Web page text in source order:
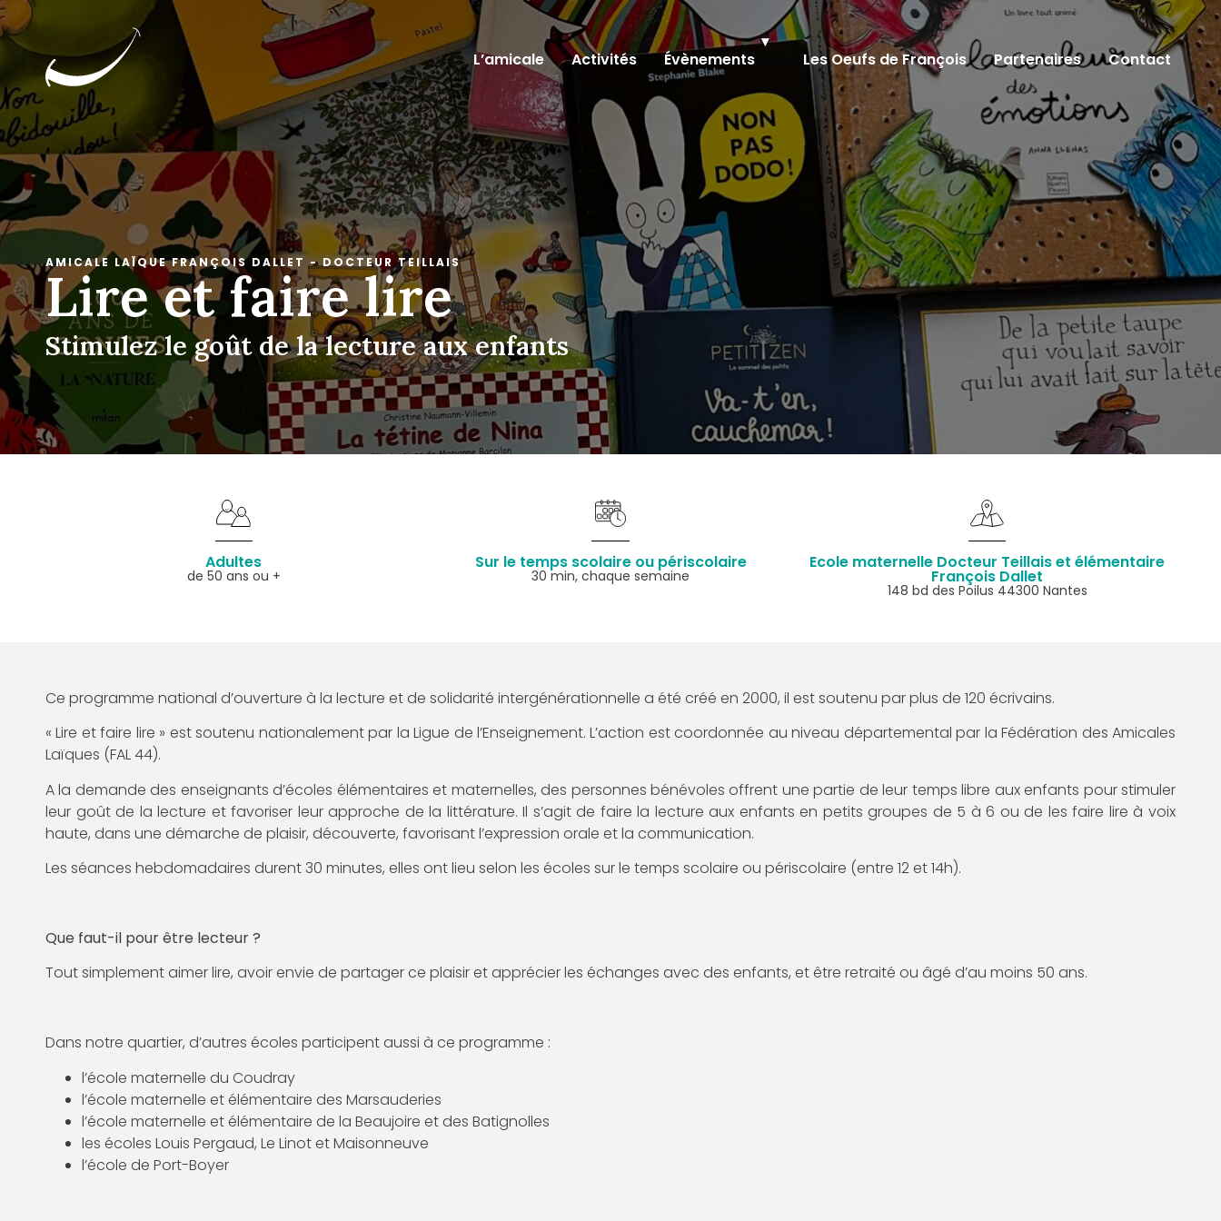
L’amicale Activités Évènements Les Oeufs de François Partenaires Contact
AMICALE LAÏQUE FRANÇOIS DALLET - DOCTEUR TEILLAIS
Lire et faire lire
Stimulez le goût de la lecture aux enfants
Adultes
de 50 ans ou +
Sur le temps scolaire ou périscolaire
30 min, chaque semaine
Ecole maternelle Docteur Teillais et élémentaire
François Dallet
148 bd des Poilus 44300 Nantes
Ce programme national d’ouverture à la lecture et de solidarité intergénérationnelle a été créé en 2000, il est soutenu par plus de 120 écrivains.
« Lire et faire lire » est soutenu nationalement par la Ligue de l’Enseignement. L’action est coordonnée au niveau départemental par la Fédération des Amicales
Laïques (FAL 44).
A la demande des enseignants d’écoles élémentaires et maternelles, des personnes bénévoles offrent une partie de leur temps libre aux enfants pour stimuler
leur goût de la lecture et favoriser leur approche de la littérature. Il s’agit de faire la lecture aux enfants en petits groupes de 5 à 6 ou de les faire lire à voix
haute, dans une démarche de plaisir, découverte, favorisant l’expression orale et la communication.
Les séances hebdomadaires durent 30 minutes, elles ont lieu selon les écoles sur le temps scolaire ou périscolaire (entre 12 et 14h).
Que faut-il pour être lecteur ?
Tout simplement aimer lire, avoir envie de partager ce plaisir et apprécier les échanges avec des enfants, et être retraité ou âgé d’au moins 50 ans.
Dans notre quartier, d’autres écoles participent aussi à ce programme :
l’école maternelle du Coudray
l’école maternelle et élémentaire des Marsauderies
l’école maternelle et élémentaire de la Beaujoire et des Batignolles
les écoles Louis Pergaud, Le Linot et Maisonneuve
l’école de Port-Boyer